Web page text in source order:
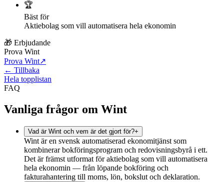
🏆
Bäst för
Aktiebolag som vill automatisera hela ekonomin
🎁 Erbjudande
Prova Wint
Prova Wint↗
← Tillbaka
Hela topplistan
FAQ
Vanliga frågor om Wint
Vad är Wint och vem är det gjort för?+
Wint är en svensk automatiserad ekonomitjänst som
kombinerar bokföringsprogram och redovisningsbyrå i ett.
Det är främst utformat för aktiebolag som vill automatisera
hela ekonomin — från löpande bokföring och
fakturahantering till moms, lön, bokslut och deklaration.